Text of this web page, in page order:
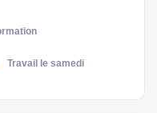
Travail le samedi